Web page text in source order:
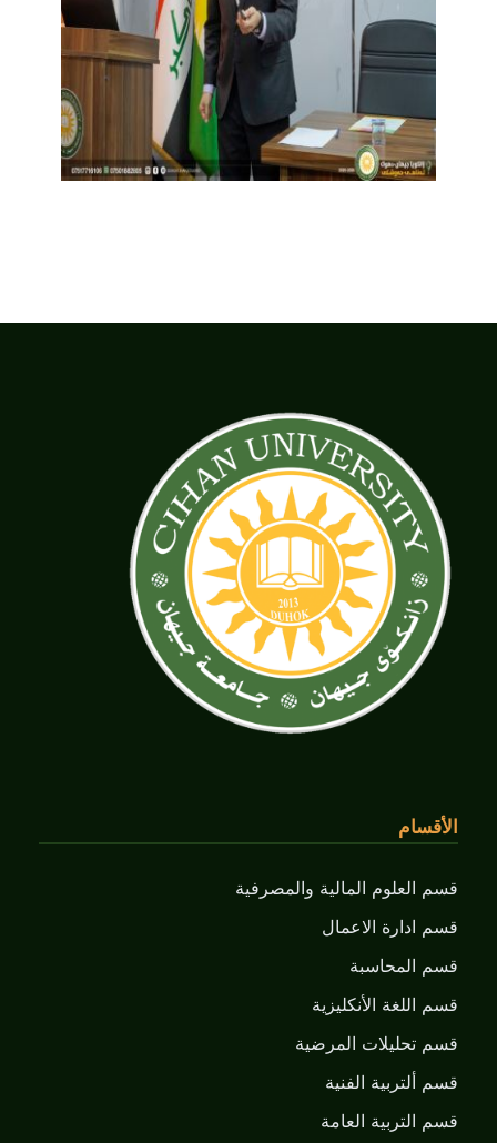
الأقسام
قسم العلوم المالية والمصرفية
قسم ادارة الاعمال
قسم المحاسبة
قسم اللغة الأنكليزية
قسم تحليلات المرضية
قسم ألتربية الفنية
قسم التربية العامة